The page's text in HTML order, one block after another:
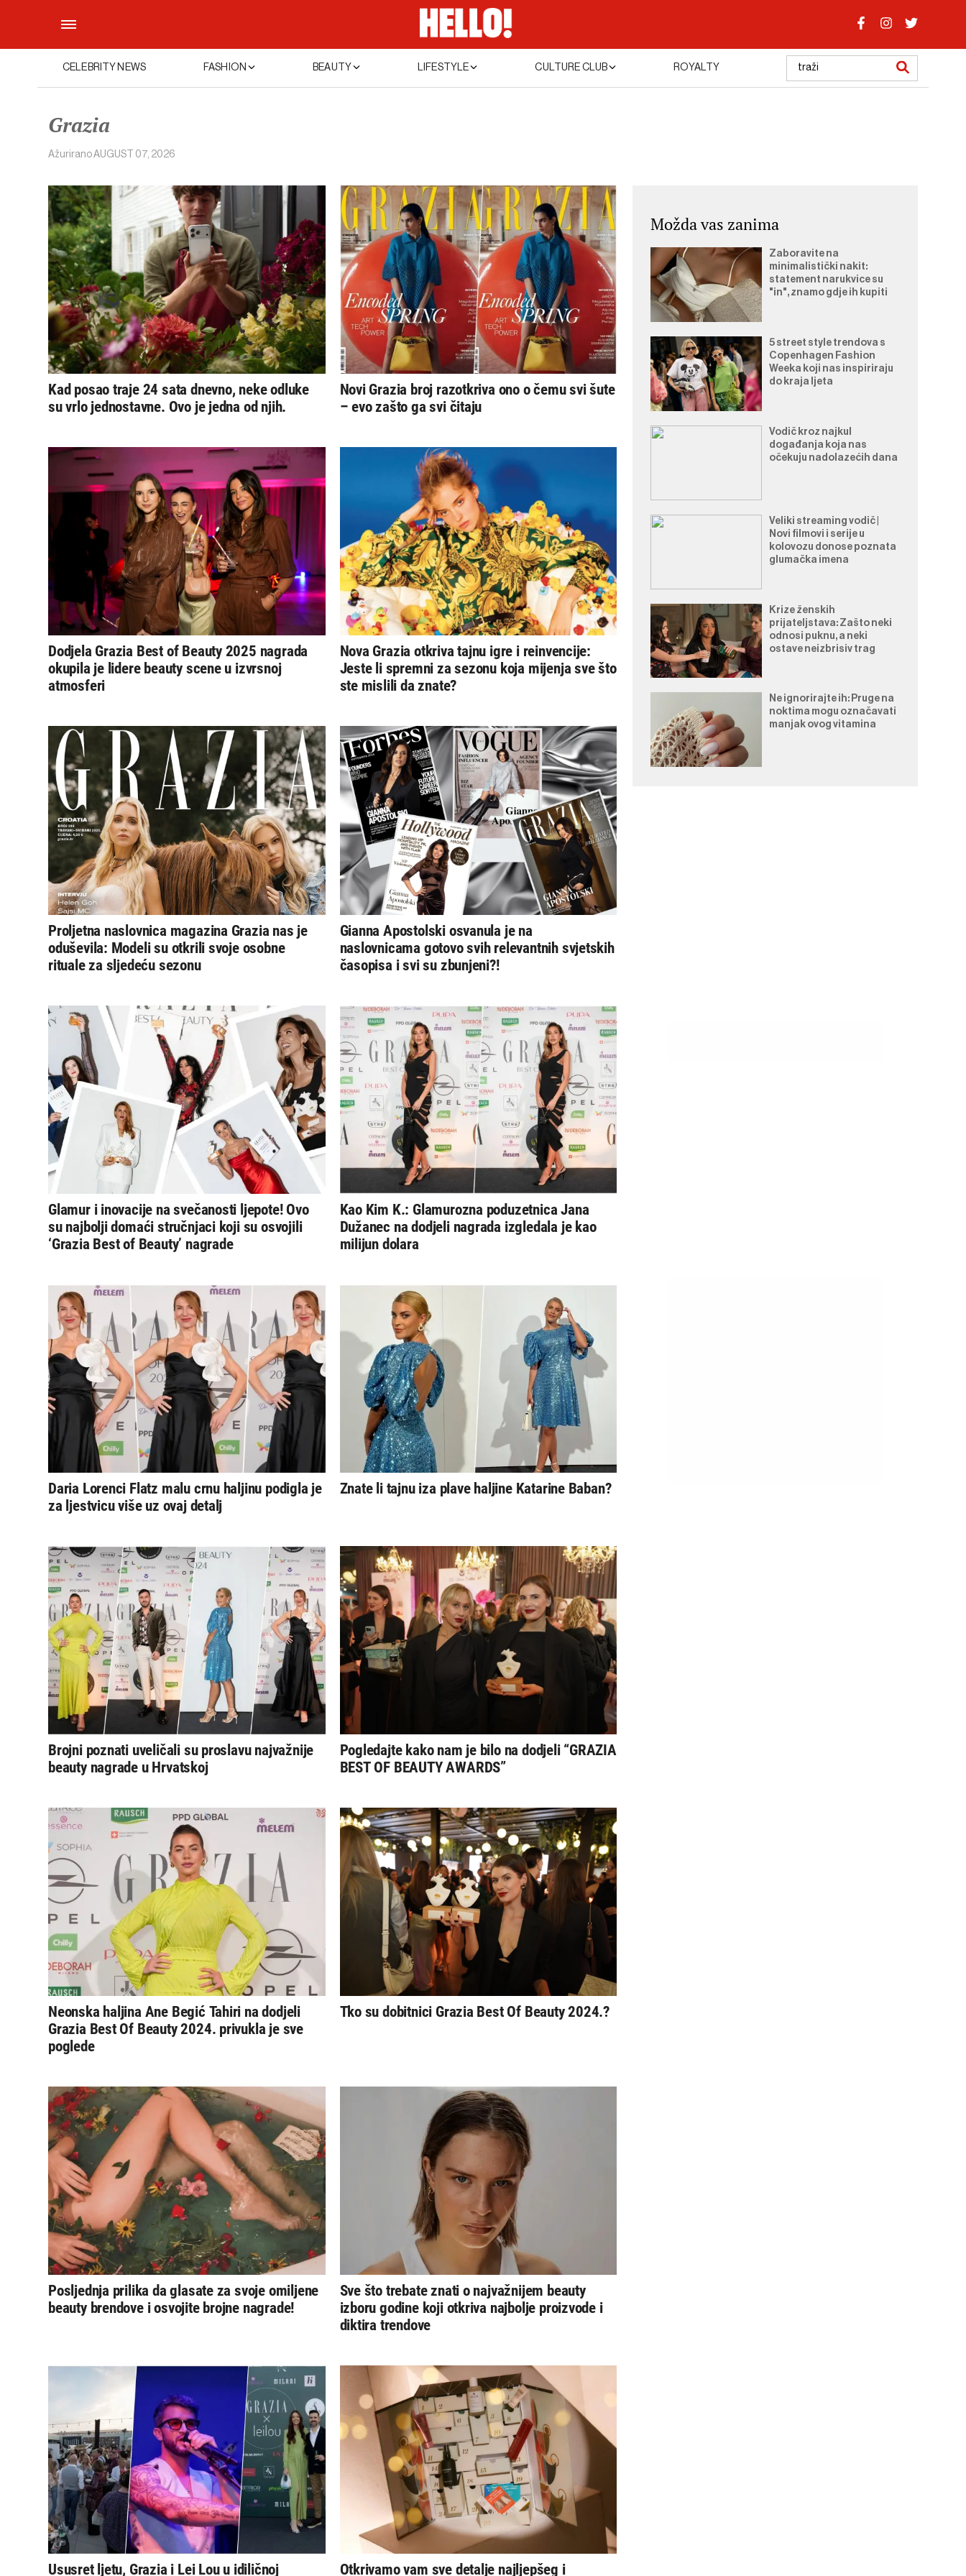
CELEBRITY NEWS FASHION BEAUTY LIFESTYLE CULTURE CLUB ROYALTY
Grazia
AžuriranoAUGUST 07, 2026
Kad posao traje 24 sata dnevno, neke odluke
su vrlo jednostavne. Ovo je jedna od njih.
Novi Grazia broj razotkriva ono o čemu svi šute
– evo zašto ga svi čitaju
Dodjela Grazia Best of Beauty 2025 nagrada
okupila je lidere beauty scene u izvrsnoj
atmosferi
Nova Grazia otkriva tajnu igre i reinvencije:
Jeste li spremni za sezonu koja mijenja sve što
ste mislili da znate?
Proljetna naslovnica magazina Grazia nas je
oduševila: Modeli su otkrili svoje osobne
rituale za sljedeću sezonu
Gianna Apostolski osvanula je na
naslovnicama gotovo svih relevantnih svjetskih
časopisa i svi su zbunjeni?!
Glamur i inovacije na svečanosti ljepote! Ovo
su najbolji domaći stručnjaci koji su osvojili
‘Grazia Best of Beauty’ nagrade
Kao Kim K.: Glamurozna poduzetnica Jana
Dužanec na dodjeli nagrada izgledala je kao
milijun dolara
Daria Lorenci Flatz malu crnu haljinu podigla je
za ljestvicu više uz ovaj detalj
Znate li tajnu iza plave haljine Katarine Baban?
Brojni poznati uveličali su proslavu najvažnije
beauty nagrade u Hrvatskoj
Pogledajte kako nam je bilo na dodjeli “GRAZIA
BEST OF BEAUTY AWARDS”
Neonska haljina Ane Begić Tahiri na dodjeli
Grazia Best Of Beauty 2024. privukla je sve
poglede
Tko su dobitnici Grazia Best Of Beauty 2024.?
Posljednja prilika da glasate za svoje omiljene
beauty brendove i osvojite brojne nagrade!
Sve što trebate znati o najvažnijem beauty
izboru godine koji otkriva najbolje proizvode i
diktira trendove
Ususret ljetu, Grazia i Lei Lou u idiličnoj Otkrivamo vam sve detalje najljepšeg i
Možda vas zanima
Zaboravite na
minimalistički nakit:
statement narukvice su
"in", znamo gdje ih kupiti
5 street style trendova s
Copenhagen Fashion
Weeka koji nas inspiriraju
do kraja ljeta
Vodič kroz najkul
događanja koja nas
očekuju nadolazećih dana
Veliki streaming vodič |
Novi filmovi i serije u
kolovozu donose poznata
glumačka imena
Krize ženskih
prijateljstava: Zašto neki
odnosi puknu, a neki
ostave neizbrisiv trag
Ne ignorirajte ih: Pruge na
noktima mogu označavati
manjak ovog vitamina